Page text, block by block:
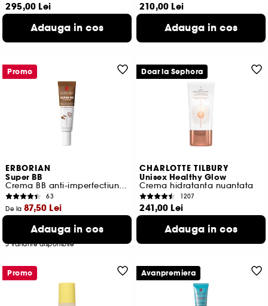
295,00 Lei
983,33 Lei
10 variante disponibile
Adauga in cos
210,00 Lei
432,10 Lei
20 variante disponibile
Adauga in cos
ERBORIAN
Super BB
Crema BB anti-imperfectiuni SPF 20
63
De la 87,50 Lei
Cel mai mic pret:126,00 Lei -30.6%
583,33 Lei /100ml
5 variante disponibile
Adauga in cos
Promo
CHARLOTTE TILBURY
Unisex Healthy Glow
Crema hidratanta nuantata
1207
241,00 Lei
602,50 Lei
Adauga in cos
Doar la Sephora
Promo Avanpremiera